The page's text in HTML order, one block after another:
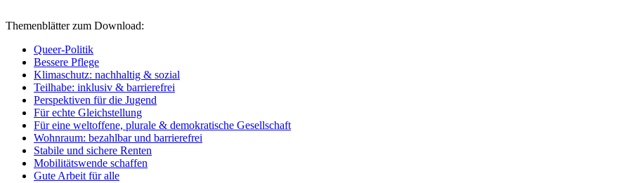
Themenblätter zum Download:
Queer-Politik
Bessere Pflege
Klimaschutz: nachhaltig & sozial
Teilhabe: inklusiv & barrierefrei
Perspektiven für die Jugend
Für echte Gleichstellung
Für eine weltoffene, plurale & demokratische Gesellschaft
Wohnraum: bezahlbar und barrierefrei
Stabile und sichere Renten
Mobilitätswende schaffen
Gute Arbeit für alle